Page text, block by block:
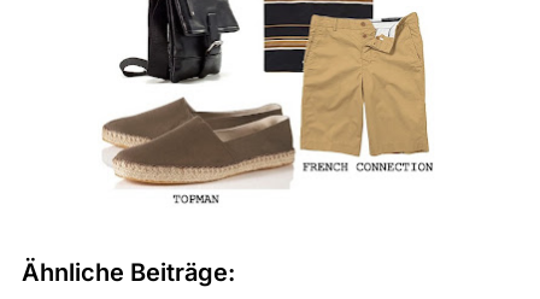
Ähnliche Beiträge: